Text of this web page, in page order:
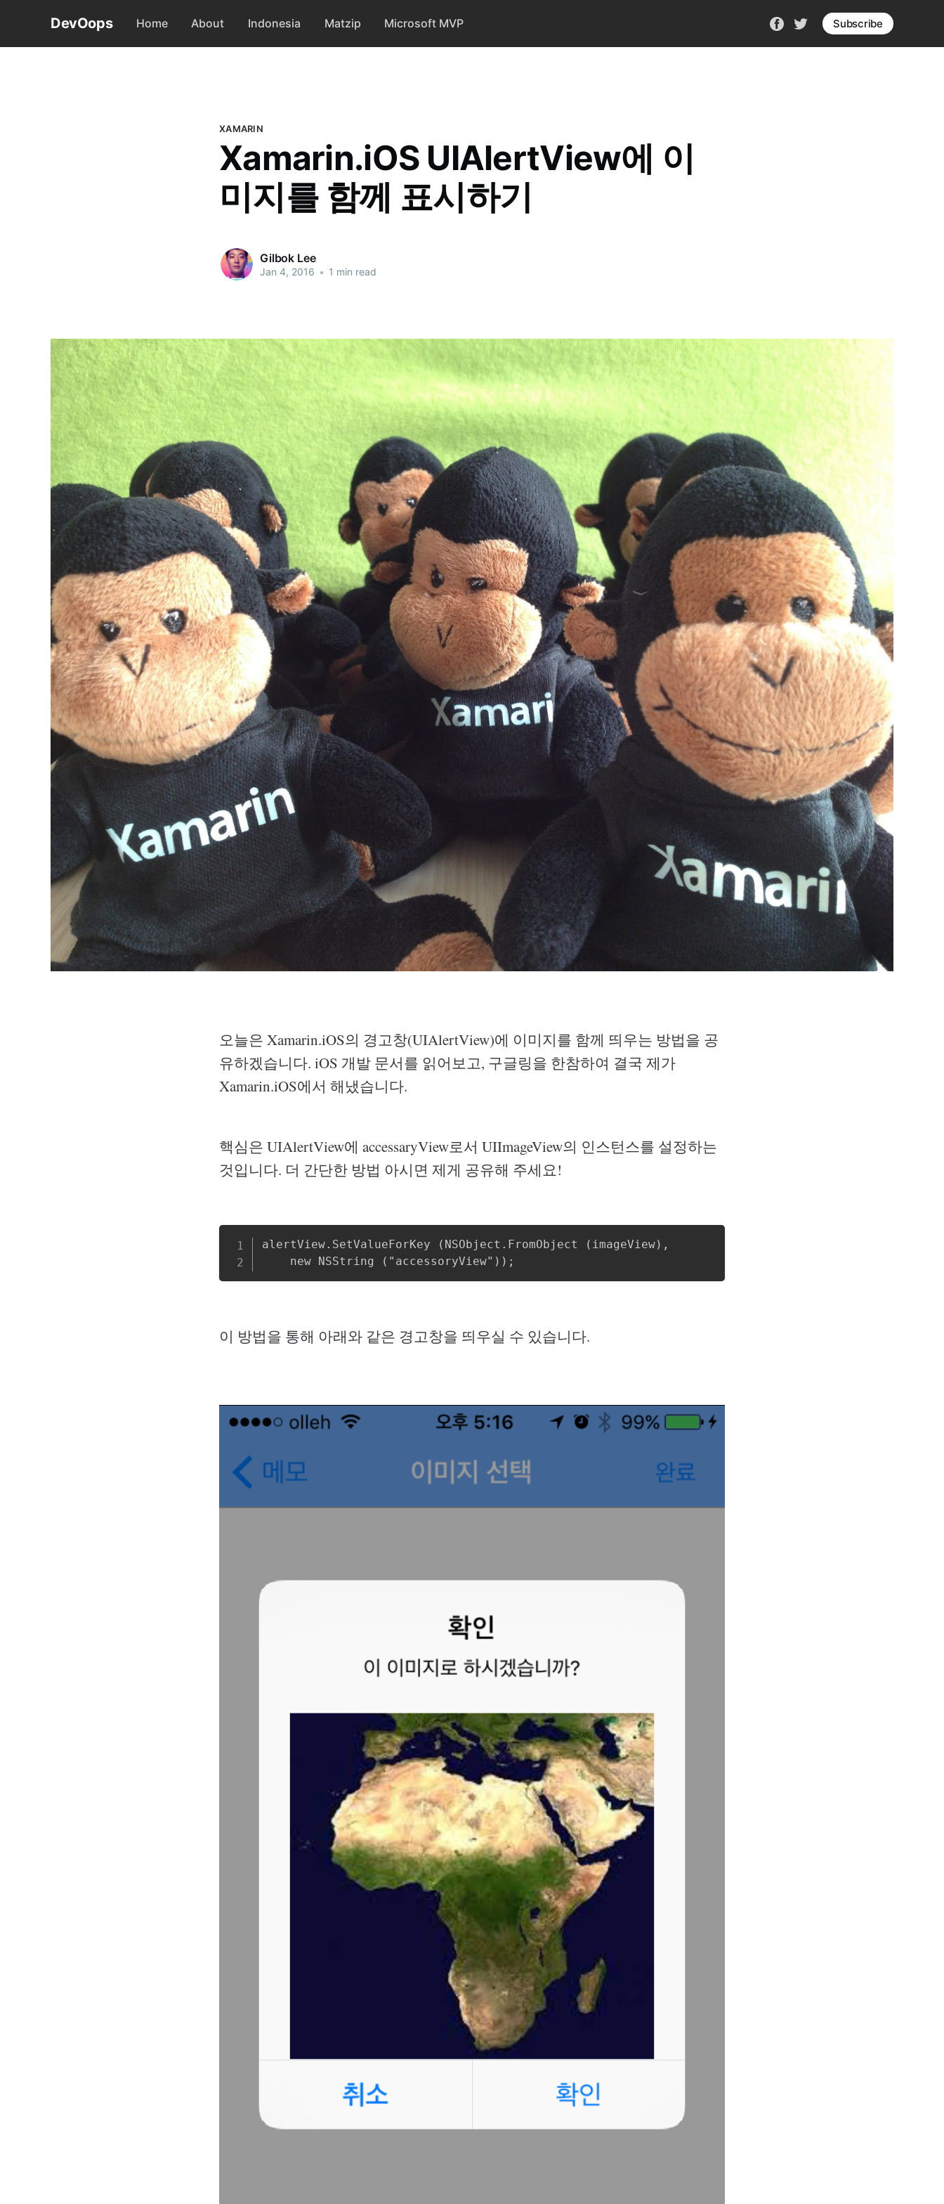
DevOops Home About Indonesia Matzip Microsoft MVP Subscribe
XAMARIN
Xamarin.iOS UIAlertView에 이
미지를 함께 표시하기
Gilbok Lee
Jan 4, 2016 • 1 min read
오늘은 Xamarin.iOS의 경고창(UIAlertView)에 이미지를 함께 띄우는 방법을 공
유하겠습니다. iOS 개발 문서를 읽어보고, 구글링을 한참하여 결국 제가
Xamarin.iOS에서 해냈습니다.
핵심은 UIAlertView에 accessaryView로서 UIImageView의 인스턴스를 설정하는
것입니다. 더 간단한 방법 아시면 제게 공유해 주세요!
alertView.SetValueForKey (NSObject.FromObject (imageView),
이 방법을 통해 아래와 같은 경고창을 띄우실 수 있습니다.